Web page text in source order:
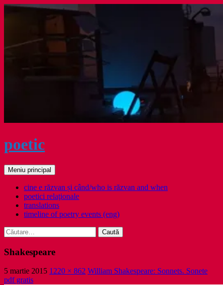
Sari
poetic
Caută
Meniu principal
cine e răzvan și când/who is răzvan and when
poetici relaţionale
translations
timeline of poetry events (eng)
Caută
după:
Shakespeare
5 martie 2015 1220 × 862 William Shakespeare: Sonnets. Sonete
pdf gratis